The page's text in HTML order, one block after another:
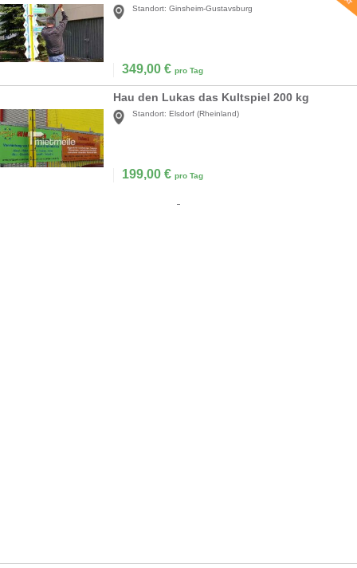
Standort: Ginsheim-Gustavsburg
349,00 € pro Tag
Hau den Lukas das Kultspiel 200 kg
Standort: Elsdorf (Rheinland)
199,00 € pro Tag